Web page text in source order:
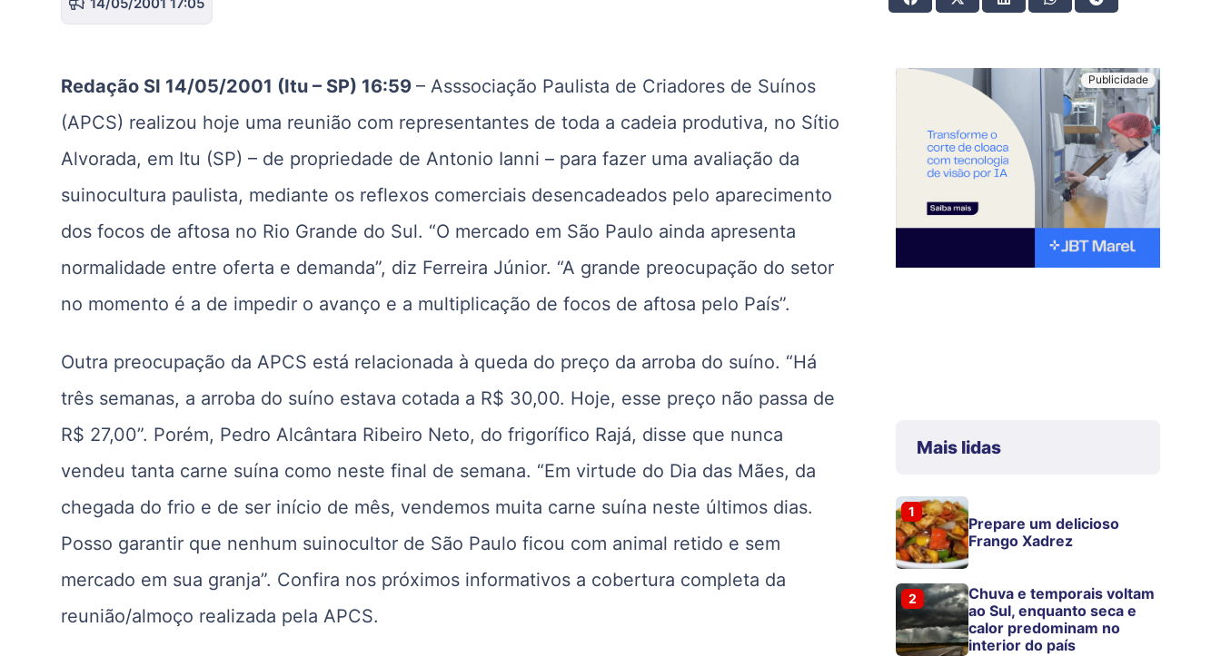
Redação SI 14/05/2001 (Itu – SP) 16:59– Asssociação Paulista de Criadores de Suínos
(APCS) realizou hoje uma reunião com representantes de toda a cadeia produtiva, no Sítio
Alvorada, em Itu (SP) – de propriedade de Antonio Ianni – para fazer uma avaliação da
suinocultura paulista, mediante os reflexos comerciais desencadeados pelo aparecimento
dos focos de aftosa no Rio Grande do Sul. “O mercado em São Paulo ainda apresenta
normalidade entre oferta e demanda”, diz Ferreira Júnior. “A grande preocupação do setor
no momento é a de impedir o avanço e a multiplicação de focos de aftosa pelo País”.
Outra preocupação da APCS está relacionada à queda do preço da arroba do suíno. “Há
três semanas, a arroba do suíno estava cotada a R$ 30,00. Hoje, esse preço não passa de
R$ 27,00”. Porém, Pedro Alcântara Ribeiro Neto, do frigorífico Rajá, disse que nunca
vendeu tanta carne suína como neste final de semana. “Em virtude do Dia das Mães, da
chegada do frio e de ser início de mês, vendemos muita carne suína neste últimos dias.
Posso garantir que nenhum suinocultor de São Paulo ficou com animal retido e sem
mercado em sua granja”. Confira nos próximos informativos a cobertura completa da
reunião/almoço realizada pela APCS.
Mais lidas
1
Prepare um delicioso
Frango Xadrez
2
Chuva e temporais voltam
ao Sul, enquanto seca e
calor predominam no
interior do país